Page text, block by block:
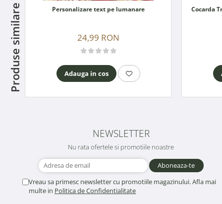
Produse similare Personalizare text pe lumanare
24,99 RON
Adauga in cos
NEWSLETTER
Nu rata ofertele si promotiile noastre
Vreau sa primesc newsletter cu promotiile magazinului. Afla mai
multe in Politica de Confidentialitate